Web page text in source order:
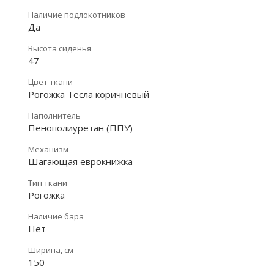
Наличие подлокотников
Да
Высота сиденья
47
Цвет ткани
Рогожка Тесла коричневый
Наполнитель
Пенополиуретан (ППУ)
Механизм
Шагающая еврокнижка
Тип ткани
Рогожка
Наличие бара
Нет
Ширина, см
150